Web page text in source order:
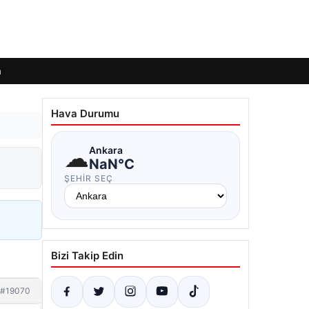
#19070
Hava Durumu
☁Ankara
NaN°C
ŞEHIR SEÇ
Bizi Takip Edin